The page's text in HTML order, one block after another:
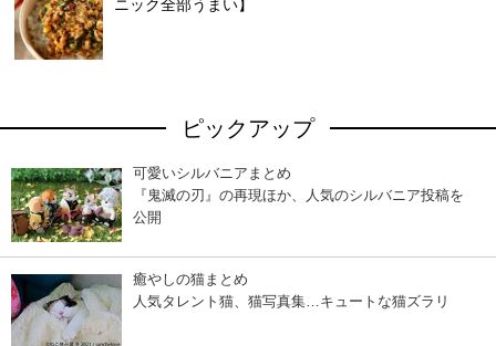
ニック全部うまい】
ピックアップ
可愛いシルバニアまとめ
『鬼滅の刃』の再現ほか、人気のシルバニア投稿を
公開
癒やしの猫まとめ
人気タレント猫、猫写真集…キュートな猫ズラリ